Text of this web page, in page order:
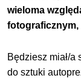
wieloma
Będziesz miał/
do sztuki